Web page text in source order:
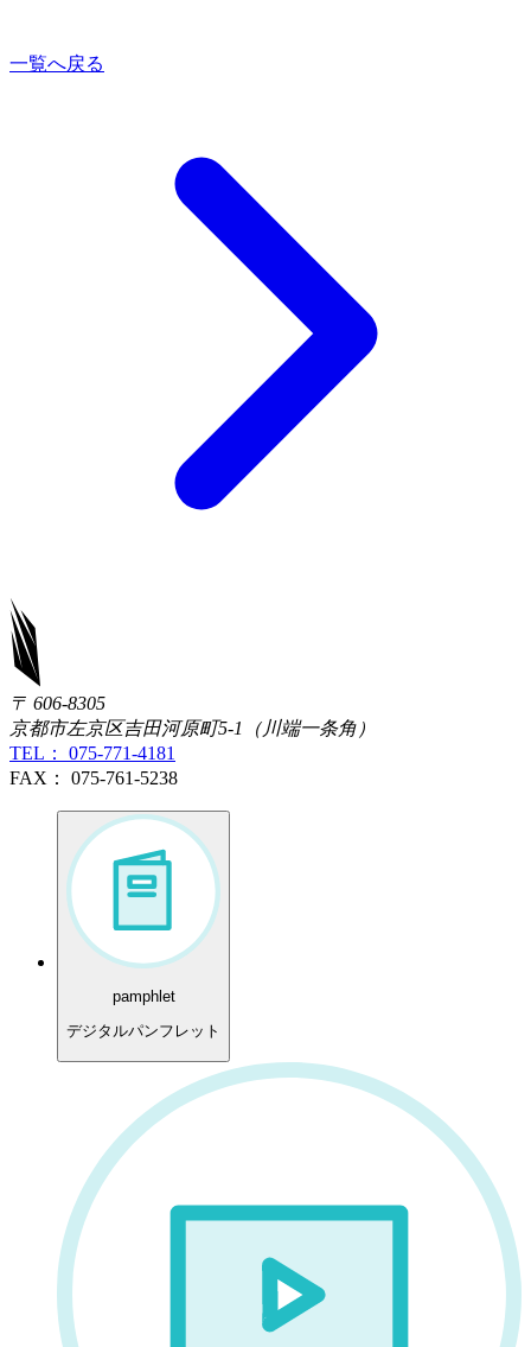
一覧へ戻る
〒 606-8305
京都市左京区吉田河原町5-1（川端一条角）
TEL： 075-771-4181
FAX： 075-761-5238
pamphlet
デジタルパンフレット